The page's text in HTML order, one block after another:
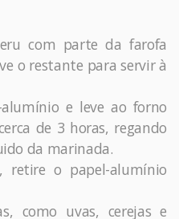
com parte da farofa
o restante para servir à
e leve ao forno
de 3 horas, regando
da marinada.
retire o papel-alumínio
como uvas, cerejas e